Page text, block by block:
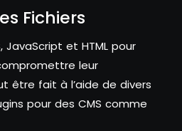
Fichiers
JavaScript et HTML pour
leur
être fait à l’aide de divers
pour des CMS comme